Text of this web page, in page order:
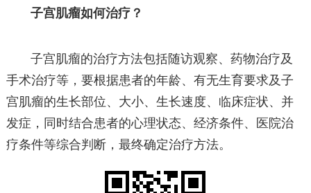
子宫肌瘤如何治疗？
子宫肌瘤的治疗方法包括随访观察、药物治疗及
手术治疗等，要根据患者的年龄、有无生育要求及子
宫肌瘤的生长部位、大小、生长速度、临床症状、并
发症，同时结合患者的心理状态、经济条件、医院治
疗条件等综合判断，最终确定治疗方法。